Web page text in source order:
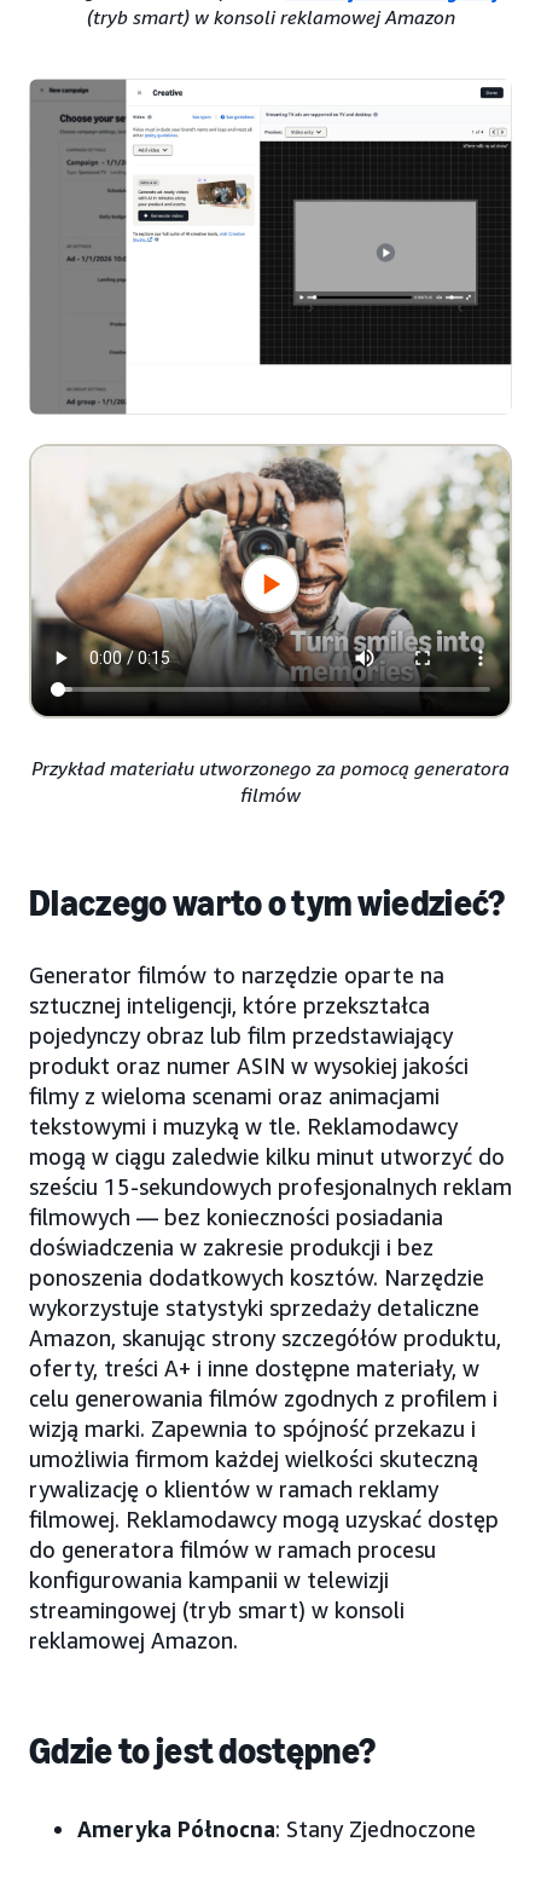
(tryb smart) w konsoli reklamowej Amazon
Przykład materiału utworzonego za pomocą generatora
filmów
Dlaczego warto o tym wiedzieć?
Generator filmów to narzędzie oparte na
sztucznej inteligencji, które przekształca
pojedynczy obraz lub film przedstawiający
produkt oraz numer ASIN w wysokiej jakości
filmy z wieloma scenami oraz animacjami
tekstowymi i muzyką w tle. Reklamodawcy
mogą w ciągu zaledwie kilku minut utworzyć do
sześciu 15-sekundowych profesjonalnych reklam
filmowych — bez konieczności posiadania
doświadczenia w zakresie produkcji i bez
ponoszenia dodatkowych kosztów. Narzędzie
wykorzystuje statystyki sprzedaży detaliczne
Amazon, skanując strony szczegółów produktu,
oferty, treści A+ i inne dostępne materiały, w
celu generowania filmów zgodnych z profilem i
wizją marki. Zapewnia to spójność przekazu i
umożliwia firmom każdej wielkości skuteczną
rywalizację o klientów w ramach reklamy
filmowej. Reklamodawcy mogą uzyskać dostęp
do generatora filmów w ramach procesu
konfigurowania kampanii w telewizji
streamingowej (tryb smart) w konsoli
reklamowej Amazon.
Gdzie to jest dostępne?
Ameryka Północna: Stany Zjednoczone